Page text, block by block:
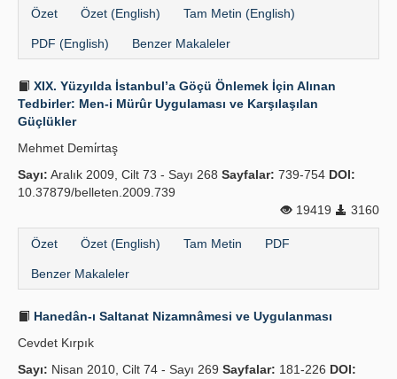
Özet Özet (English) Tam Metin (English)
PDF (English) Benzer Makaleler
XIX. Yüzyılda İstanbul’a Göçü Önlemek İçin Alınan
Tedbirler: Men-i Mürûr Uygulaması ve Karşılaşılan
Güçlükler
Mehmet Demi̇rtaş
Sayı: Aralık 2009, Cilt 73 - Sayı 268 Sayfalar: 739-754 DOI:
10.37879/belleten.2009.739
19419
3160
Özet Özet (English) Tam Metin PDF
Benzer Makaleler
Hanedân-ı Saltanat Nizamnâmesi ve Uygulanması
Cevdet Kırpık
Sayı: Nisan 2010, Cilt 74 - Sayı 269 Sayfalar: 181-226 DOI: